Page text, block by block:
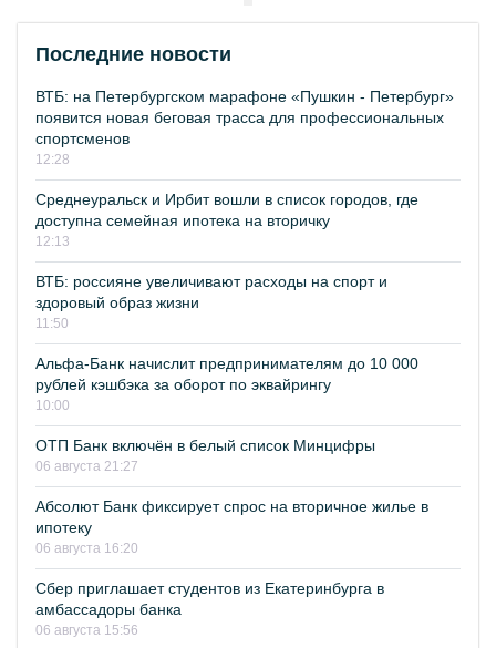
Последние новости
ВТБ: на Петербургском марафоне «Пушкин - Петербург»
появится новая беговая трасса для профессиональных
спортсменов
12:28
Среднеуральск и Ирбит вошли в список городов, где
доступна семейная ипотека на вторичку
12:13
ВТБ: россияне увеличивают расходы на спорт и
здоровый образ жизни
11:50
Альфа-Банк начислит предпринимателям до 10 000
рублей кэшбэка за оборот по эквайрингу
10:00
ОТП Банк включён в белый список Минцифры
06 августа 21:27
Абсолют Банк фиксирует спрос на вторичное жилье в
ипотеку
06 августа 16:20
Сбер приглашает студентов из Екатеринбурга в
амбассадоры банка
06 августа 15:56